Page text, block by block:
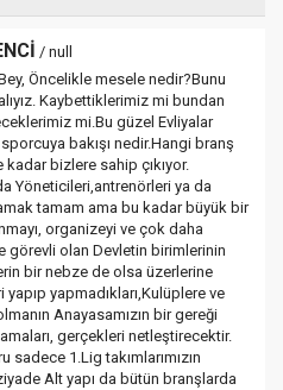
/ null
Öncelikle mesele nedir?Bunu
Kaybettiklerimiz mi bundan
mi.Bu güzel Evliyalar
bakışı nedir.Hangi branş
bizlere sahip çıkıyor.
Yöneticileri,antrenörleri ya da
tamam ama bu kadar büyük bir
organizeyi ve çok daha
görevli olan Devletin birimlerinin
bir nebze de olsa üzerlerine
yapmadıkları,Kulüplere ve
Anayasamızın bir gereği
gerçekleri netleştirecektir.
sadece 1.Lig takımlarımızın
Alt yapı da bütün branşlarda